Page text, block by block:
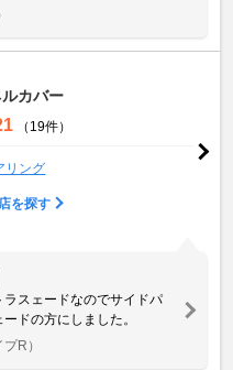
カバー
（19件）
リング
を探す
スェードなのでサイドパ
ドの方にしました。
R）